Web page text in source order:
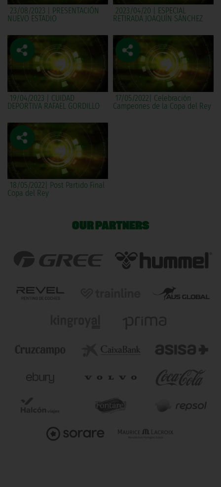
23/08/2023 | PRESENTACIÓN
NUEVO ESTADIO
2023/04/20 | ESPECIAL
RETIRADA JOAQUÍN SÁNCHEZ
19/04/2023 | CUIDAD
DEPORTIVA RAFAEL GORDILLO
17/05/2022| Celebración
Campeones de la Copa del Rey
18/05/2022| Post Partido Final
Copa del Rey
OUR PARTNERS